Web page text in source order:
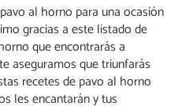
al horno para una ocasión
gracias a este listado de
que encontrarás a
aseguramos que triunfarás
recetes de pavo al horno
les encantarán y tus